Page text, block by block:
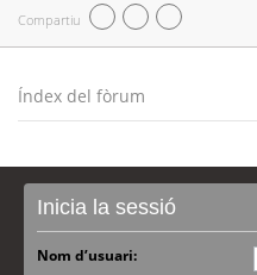
Compartiu
Índex del fòrum
Inicia la sessió
Nom d’usuari: